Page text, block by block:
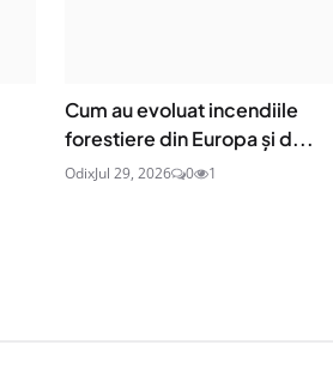
Cum au evoluat incendiile
forestiere din Europa și d...
OdixJul 29, 2026 0 1